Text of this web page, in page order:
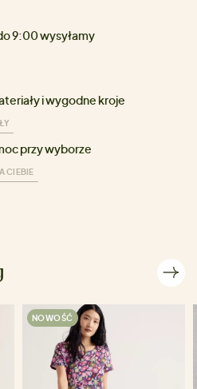
9:00 wysyłamy
i wygodne kroje
przy wyborze
CIEBIE
NOWOŚĆ